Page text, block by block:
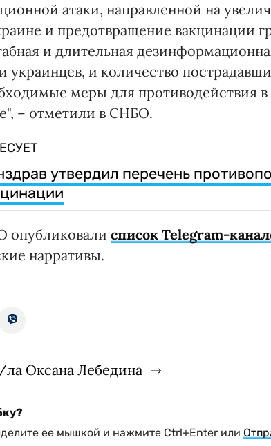
атаки, направленной на
и предотвращение вакцинации
и длительная
украинцев, и количество
меры для противодействия
– отметили в СНБО.
утвердил перечень
опубликовали список Telegram-
нарративы.
Оксана Лебедина
ее мышкой и нажмите Ctrl+Enter или